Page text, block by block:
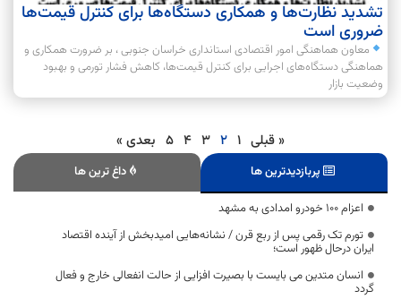
تشدید نظارت‌ها و همکاری دستگاه‌ها برای کنترل قیمت‌ها
ضروری است
معاون هماهنگی امور اقتصادی استانداری خراسان جنوبی ، بر ضرورت همکاری و
هماهنگی دستگاه‌های اجرایی برای کنترل قیمت‌ها، کاهش فشار تورمی و بهبود
وضعیت بازار
« قبلی 1
2
3
4
5 بعدی »
پربازدیدترین ها داغ ترین ها
اعزام ۱۰۰ خودرو امدادی به مشهد
تورم تک رقمی پس از ربع قرن / نشانه‌هایی امیدبخش از آینده اقتصاد
ایران درحال ظهور است؛
انسان متدین می بایست با بصیرت افزایی از حالت انفعالی خارج و فعال
گردد